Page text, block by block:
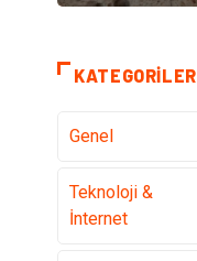
KATEGORILER
Genel
Teknoloji &
İnternet